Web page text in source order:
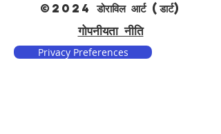
©2024 डोराविल आर्ट (डार्ट)
गोपनीयता नीति
Privacy Preferences